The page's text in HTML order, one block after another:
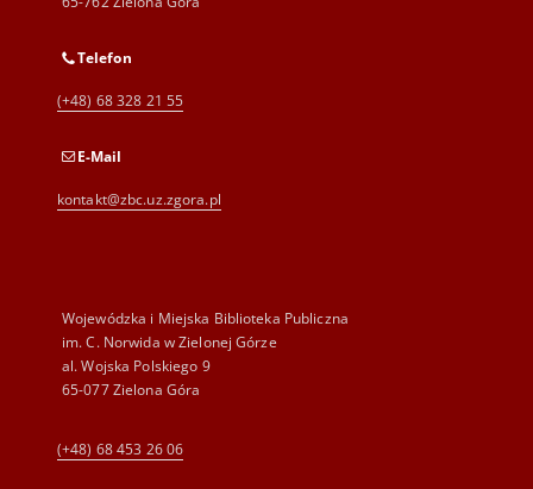
Telefon
(+48) 68 328 21 55
E-Mail
kontakt@zbc.uz.zgora.pl
Wojewódzka i Miejska Biblioteka Publiczna
im. C. Norwida w Zielonej Górze
al. Wojska Polskiego 9
65-077 Zielona Góra
(+48) 68 453 26 06